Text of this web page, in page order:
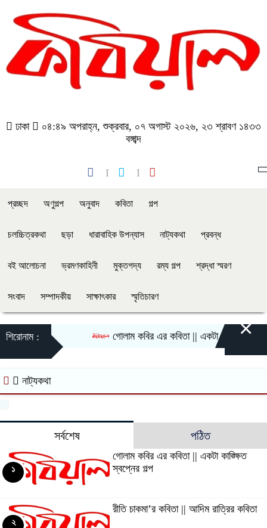
ঢাকা
০৪:৪৯ অপরাহ্ন, শুক্রবার, ০৭ অগাস্ট ২০২৬, ২৩ শ্রাবণ ১৪৩৩
বঙ্গাব্দ
প্রচ্ছদ অণুগল্প অনুবাদ কবিতা গল্প
চলচ্চিত্রকথা ছড়া ধারাবাহিক উপন্যাস নাট্যকথা প্রবন্ধ
বই আলোচনা ভ্রমণকাহিনী মুক্তগদ্য রম্য গল্প শ্রদ্ধা স্মরণ
সংবাদ সম্পাদকীয় সাক্ষাৎকার স্মৃতিচারণ
শিরোনাম : গোলাম কবির এর কবিতা || একটা কাঙ্ক্ষিত×
নাট্যকথা
সর্বশেষ পঠিত
গোলাম কবির এর কবিতা || একটা কাঙ্ক্ষিত
স্বপ্নের গল্প
১
রীতি চাকমা’র কবিতা || আদিম রাত্রির কবিতা
২